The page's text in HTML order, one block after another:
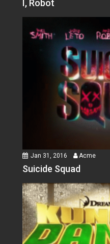
I, Robot
Jan 31, 2016 Acme
Suicide Squad